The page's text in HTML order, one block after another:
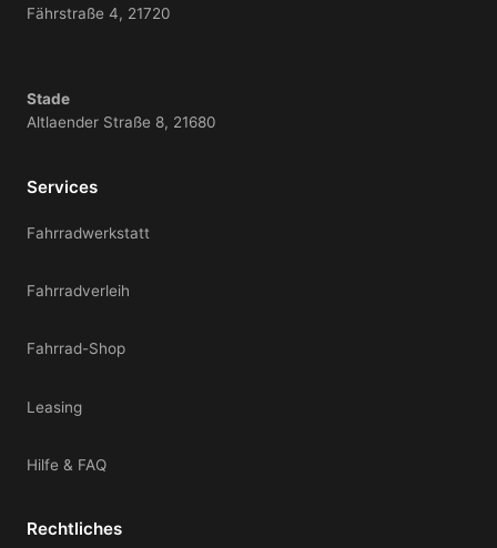
Fährstraße 4, 21720
Stade
Altlaender Straße 8, 21680
Services
Fahrradwerkstatt
Fahrradverleih
Fahrrad-Shop
Leasing
Hilfe & FAQ
Rechtliches